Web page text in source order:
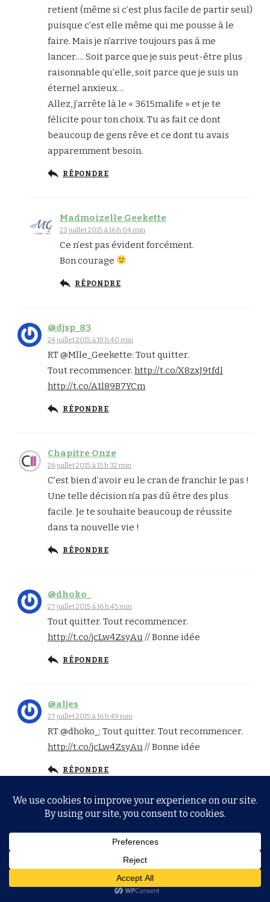
retient (même si c’est plus facile de partir seul)
puisque c’est elle même qui me pousse à le
faire. Mais je n’arrive toujours pas à me
lancer…. Soit parce que je suis peut-être plus
raisonnable qu’elle, soit parce que je suis un
éternel anxieux…
Allez, j’arrête là le « 3615malife » et je te
félicite pour ton choix. Tu as fait ce dont
beaucoup de gens rêve et ce dont tu avais
apparemment besoin.
RÉPONDRE
Madmoizelle Geekette
23 juillet 2015 à 16 h 04 min
Ce n’est pas évident forcément.
Bon courage
RÉPONDRE
@djsp_83
24 juillet 2015 à 19 h 40 min
RT @Mlle_Geekette: Tout quitter.
Tout recommencer. http://t.co/X8zxJ9tfdl
http://t.co/A1l89B7YCm
RÉPONDRE
Chapitre Onze
26 juillet 2015 à 15 h 32 min
C’est bien d’avoir eu le cran de franchir le pas !
Une telle décision n’a pas dû être des plus
facile. Je te souhaite beaucoup de réussite
dans ta nouvelle vie !
RÉPONDRE
@dhoko_
27 juillet 2015 à 16 h 45 min
Tout quitter. Tout recommencer.
http://t.co/jcLw4ZsyAu// Bonne idée
RÉPONDRE
@aljes
27 juillet 2015 à 16 h 49 min
RT @dhoko_: Tout quitter. Tout recommencer.
http://t.co/jcLw4ZsyAu// Bonne idée
RÉPONDRE
supersucker
Je suis en train de tout envoyer valser
également, boulot, appartement, voiture,
« amis », pas de copine, mais j’envoie chier
celles qui me prennent pour un con.